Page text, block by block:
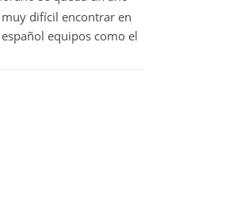
muy difícil encontrar en
equipos como el